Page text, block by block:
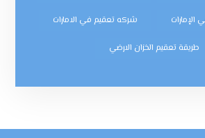
شركه تعقيم في الامارات
طريقة تعقيم الخزان الارضي